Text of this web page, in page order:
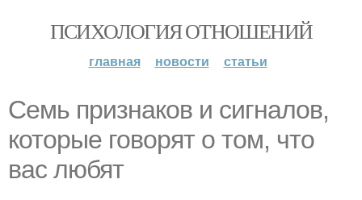
ПСИХОЛОГИЯ ОТНОШЕНИЙ
главная новости статьи
Семь признаков и сигналов,
которые говорят о том, что
вас любят